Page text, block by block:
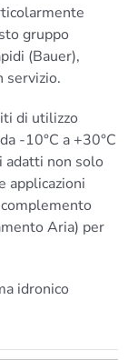
gruppo
(Bauer),
servizio.
di utilizzo
-10°C a +30°C
adatti non solo
applicazioni
Aria) per
idronico